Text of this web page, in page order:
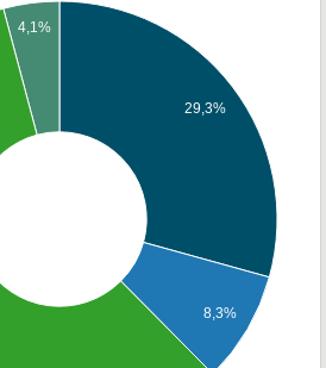
29,3%
8,3%
4,1%